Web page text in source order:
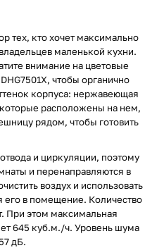
тех, кто хочет максимально
маленькой кухни.
внимание на цветовые
чтобы органично
корпуса: нержавеющая
расположены на нем,
рядом, чтобы готовить
и циркуляции, поэтому
и перенаправляются в
воздух и использовать
его в помещение. Количество
При этом максимальная
645 куб.м./ч. Уровень шума
дБ.